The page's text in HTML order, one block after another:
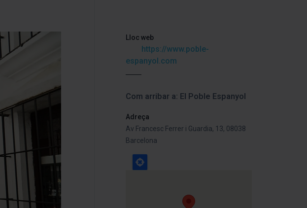
Lloc web
https://www.poble-
espanyol.com
Com arribar a: El Poble Espanyol
Adreça
Av Francesc Ferrer i Guardia, 13, 08038
Barcelona